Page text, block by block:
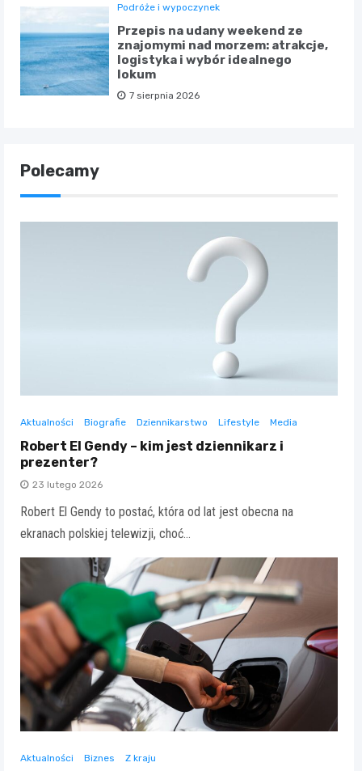
Podróże i wypoczynek
Przepis na udany weekend ze
znajomymi nad morzem: atrakcje,
logistyka i wybór idealnego
lokum
7 sierpnia 2026
Polecamy
Aktualności Biografie Dziennikarstwo Lifestyle Media
Robert El Gendy – kim jest dziennikarz i
prezenter?
23 lutego 2026
Robert El Gendy to postać, która od lat jest obecna na
ekranach polskiej telewizji, choć…
Aktualności Biznes Z kraju